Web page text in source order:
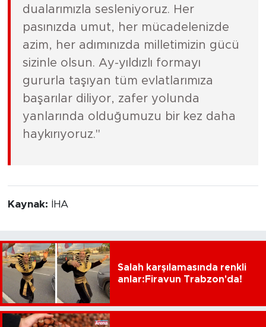
dualarımızla sesleniyoruz. Her
pasınızda umut, her mücadelenizde
azim, her adımınızda milletimizin gücü
sizinle olsun. Ay-yıldızlı formayı
gururla taşıyan tüm evlatlarımıza
başarılar diliyor, zafer yolunda
yanlarında olduğumuzu bir kez daha
haykırıyoruz."
Kaynak: İHA
Salah karşılamasında renkli
anlar:Firavun Trabzon'da!